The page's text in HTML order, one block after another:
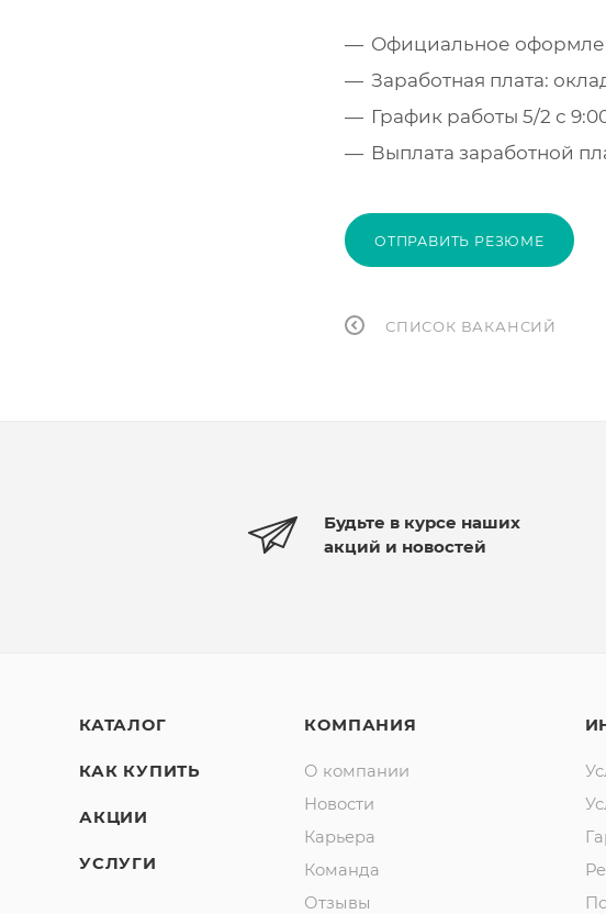
Официальное
Заработная плата:
График работы 5/2 с
Выплата заработной
ОТПРАВИТЬ РЕЗЮМЕ
СПИСОК ВАКАНСИЙ
Будьте в курсе наших
акций и новостей
КАТАЛОГ
КАК КУПИТЬ
АКЦИИ
УСЛУГИ
КОМПАНИЯ
О компании
Новости
Карьера
Команда
Отзывы